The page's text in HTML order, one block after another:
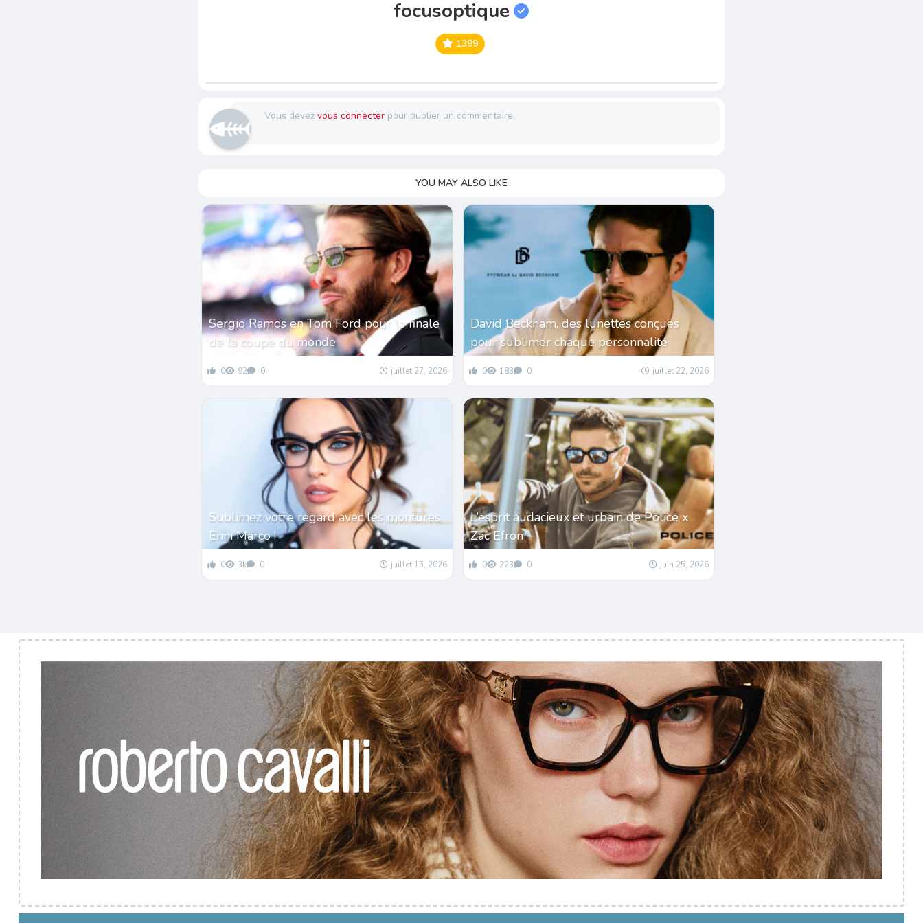
focusoptique
1399
Vous devezvous connecter pour publier un commentaire.
YOU MAY ALSO LIKE
Sergio Ramos en Tom Ford pour la finale
de la coupe du monde
0 92 0 juillet 27, 2026
David Beckham, des lunettes conçues
pour sublimer chaque personnalité
0 183 0 juillet 22, 2026
Sublimez votre regard avec les montures
Enni Marco !
0 3k 0 juillet 15, 2026
L’esprit audacieux et urbain de Police x
Zac Efron
0 223 0 juin 25, 2026